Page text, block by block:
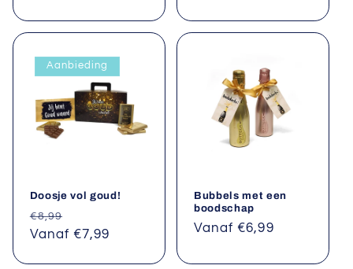
Aanbieding
Doosje vol goud!
Normale
prijs
€8,99
Vanaf €7,99
Bubbels met een
boodschap
Normale
Vanaf €6,99